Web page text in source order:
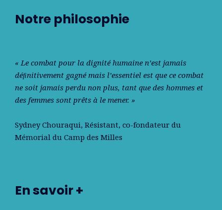
Notre philosophie
« Le combat pour la dignité humaine n’est jamais
déﬁnitivement gagné mais l’essentiel est que ce combat
ne soit jamais perdu non plus, tant que des hommes et
des femmes sont prêts à le mener. »
Sydney Chouraqui, Résistant, co-fondateur du
Mémorial du Camp des Milles
En savoir +